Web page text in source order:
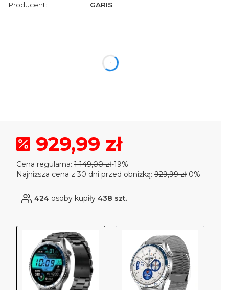
Producent:
GARIS
929,99 zł
Cena regularna: 1 149,00 zł-19%
Najniższa cena z 30 dni przed obniżką: 929,99 zł 0%
424 osoby kupiły 438 szt.